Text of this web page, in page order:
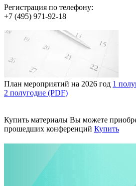
Регистрация по телефону:
+7 (495) 971-92-18
План мероприятий на 2026 год 1
2 полугодие (PDF)
Купить материалы Вы можете
прошедших конференций Купить